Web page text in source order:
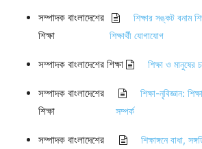
সম্পাদক বাংলাদেশের
শিক্ষা
শিক্ষার সঙ্কট বনাম
শিক্ষার্থী যোগাযোগ
সম্পাদক বাংলাদেশের শিক্ষা শিক্ষা ও মানুষের
সম্পাদক বাংলাদেশের
শিক্ষা
শিক্ষা-নৃবিজ্ঞান:
সম্পর্ক
সম্পাদক বাংলাদেশের
শিক্ষাঙ্গনে বাধা,